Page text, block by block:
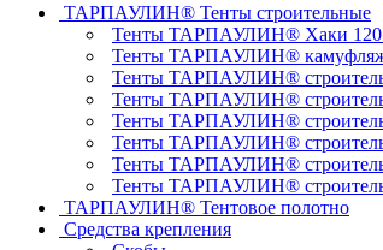
ТАРПАУЛИН® Тенты строительные
Тенты ТАРПАУЛИН® Хаки 120
Тенты ТАРПАУЛИН®
Тенты ТАРПАУЛИН®
Тенты ТАРПАУЛИН®
Тенты ТАРПАУЛИН®
Тенты ТАРПАУЛИН®
Тенты ТАРПАУЛИН®
Тенты ТАРПАУЛИН®
ТАРПАУЛИН® Тентовое полотно
Средства крепления